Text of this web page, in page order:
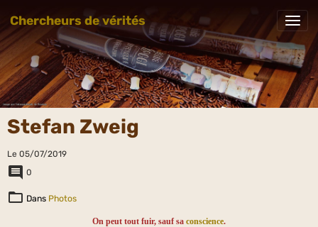
Chercheurs de vérités
Stefan Zweig
Le 05/07/2019
0
Dans Photos
On peut tout fuir, sauf sa conscience.